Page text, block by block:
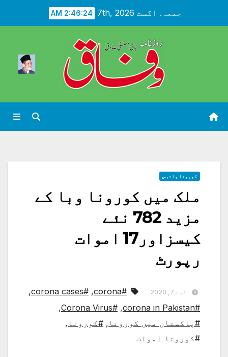
جمعہ. اگست 7th, 2026 2:46:26 AM
کورونا وائرس
ملک میں کورونا وبا کے
مزید 782 نئے
کیسزاور17 اموات
رپورٹ
اگست 7, 2020 #corona
,
#corona cases
,
#corona in Pakistan
,
#Corona Virus
,
#پاکستان میں کورونا , #کورونا ,
#کورونا اموات